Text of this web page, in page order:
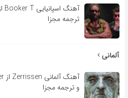
ترجمه مجزا
آلمانی
و ترجمه مجزا